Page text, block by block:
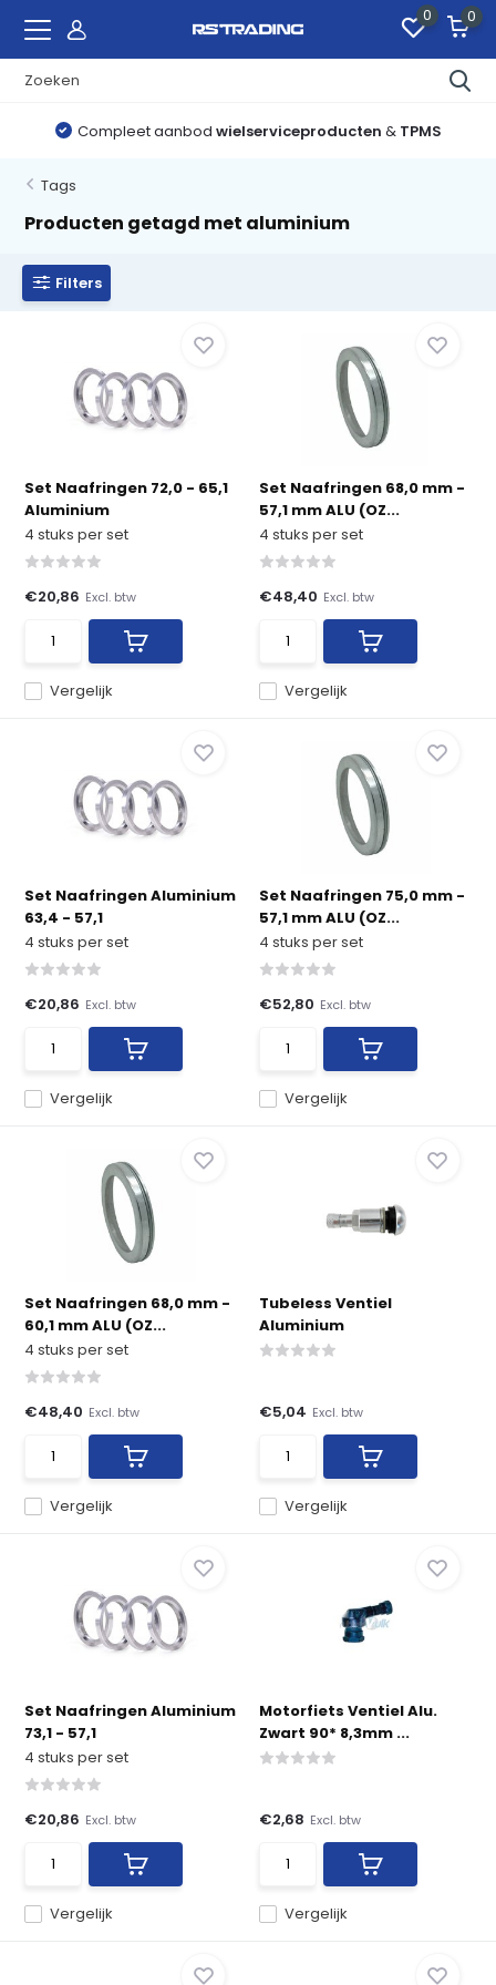
0 0
Compleet aanbod wielserviceproducten & TPMS
Tags
Producten getagd met aluminium
Filters
Set Naafringen 72,0 - 65,1
Aluminium
4 stuks per set
Vergelijk
€20,86 Excl. btw
Set Naafringen 68,0 mm -
57,1 mm ALU (OZ...
4 stuks per set
Vergelijk
€48,40 Excl. btw
Set Naafringen Aluminium
63,4 - 57,1
4 stuks per set
Vergelijk
€20,86 Excl. btw
Set Naafringen 75,0 mm -
57,1 mm ALU (OZ...
4 stuks per set
Vergelijk
€52,80 Excl. btw
Set Naafringen 68,0 mm -
60,1 mm ALU (OZ...
4 stuks per set
Vergelijk
€48,40 Excl. btw
Tubeless Ventiel
Aluminium
Vergelijk
€5,04 Excl. btw
Set Naafringen Aluminium
73,1 - 57,1
4 stuks per set
Vergelijk
€20,86 Excl. btw
Motorfiets Ventiel Alu.
Zwart 90* 8,3mm ...
Vergelijk
€2,68 Excl. btw